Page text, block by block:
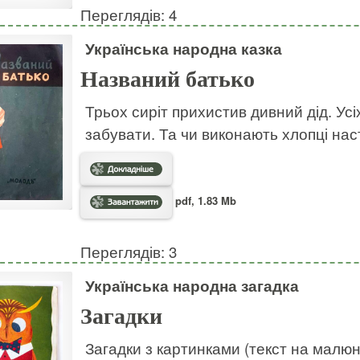
Переглядів: 4
Українська народна казка
Названий батько
Трьох сиріт прихистив дивний дід.
забувати. Та чи виконають хлопці
pdf, 1.83 Mb
Переглядів: 3
Українська народна загадка
Загадки
Загадки з картинками (текст на